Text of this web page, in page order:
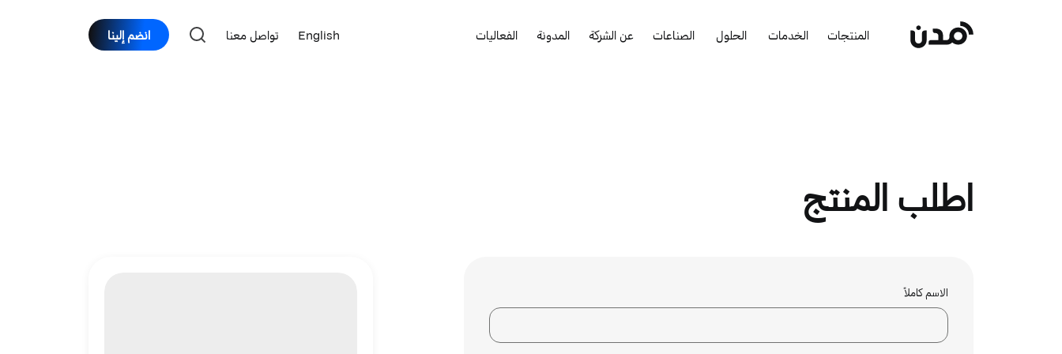
المنتجات الخدمات الحلول الصناعات عن الشركة المدونة الفعاليات English تواصل معنا انضم إلينا
اطلب المنتج
الاسم كاملاً